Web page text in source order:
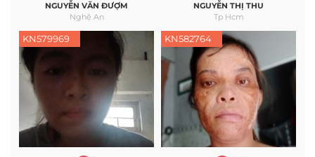
NGUYỄN VĂN ĐƯỢM
Nghệ An
NGUYỄN THỊ THU
Tp Hcm
KN579969 KN582764